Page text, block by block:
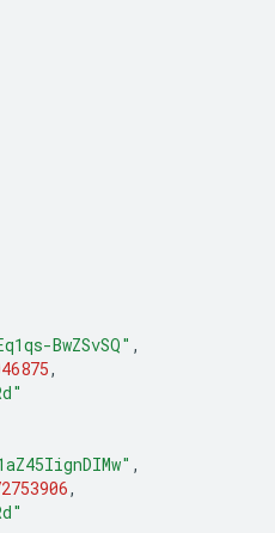
BwZSvSQ" ,
,
,
,